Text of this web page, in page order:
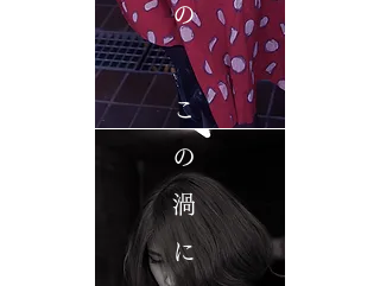
の
こ
の
渦
に